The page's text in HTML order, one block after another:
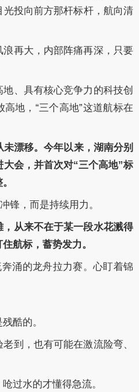
投向前方那杆标杆，航向清
再大，内部阵痛再深，只要
、具有核心竞争力的科技创
地，“三个高地”这道航标在
漂移。今年以来，湖南分别
大会，并首次对“三个高地”标
锋，而是持续用力。
从来不在于某一段水花溅得
航标，蓄势发力。
涌的龙舟拉力赛。心盯着锦
酷的。
到，也有可能在激流险弯、
过水的才懂得急流。